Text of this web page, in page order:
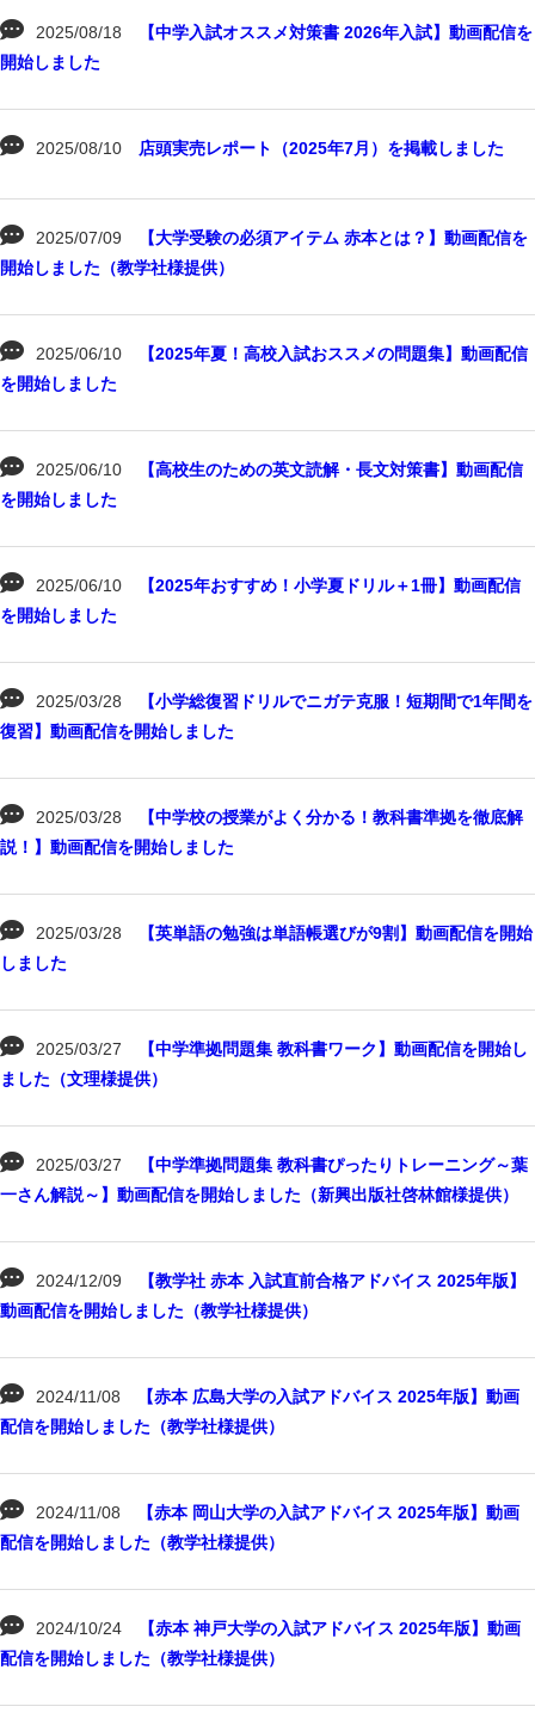
2025/08/18
【中学入試オススメ対策書 2026年入試】動画配信を
開始しました
2025/08/10 店頭実売レポート（2025年7月）を掲載しました
2025/07/09
【大学受験の必須アイテム 赤本とは？】動画配信を
開始しました（教学社様提供）
2025/06/10
【2025年夏！高校入試おススメの問題集】動画配信
を開始しました
2025/06/10
【高校生のための英文読解・長文対策書】動画配信
を開始しました
2025/06/10
【2025年おすすめ！小学夏ドリル＋1冊】動画配信
を開始しました
2025/03/28
【小学総復習ドリルでニガテ克服！短期間で1年間を
復習】動画配信を開始しました
2025/03/28
【中学校の授業がよく分かる！教科書準拠を徹底解
説！】動画配信を開始しました
2025/03/28
【英単語の勉強は単語帳選びが9割】動画配信を開始
しました
2025/03/27
【中学準拠問題集 教科書ワーク】動画配信を開始し
ました（文理様提供）
2025/03/27
【中学準拠問題集 教科書ぴったりトレーニング～葉
一さん解説～】動画配信を開始しました（新興出版社啓林館様提供）
2024/12/09
【教学社 赤本 入試直前合格アドバイス 2025年版】
動画配信を開始しました（教学社様提供）
2024/11/08
【赤本 広島大学の入試アドバイス 2025年版】動画
配信を開始しました（教学社様提供）
2024/11/08
【赤本 岡山大学の入試アドバイス 2025年版】動画
配信を開始しました（教学社様提供）
2024/10/24
【赤本 神戸大学の入試アドバイス 2025年版】動画
配信を開始しました（教学社様提供）